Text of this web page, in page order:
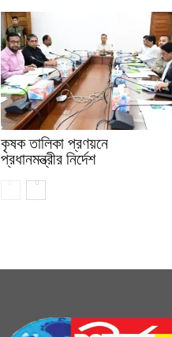
কৃষক তালিকা প্রণয়নে
প্রধানমন্ত্রীর নির্দেশ